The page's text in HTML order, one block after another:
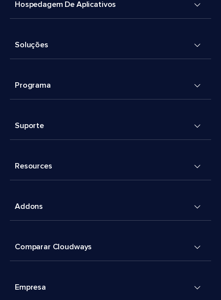
Hospedagem De Aplicativos
Soluções
Programa
Suporte
Resources
Addons
Comparar Cloudways
Empresa